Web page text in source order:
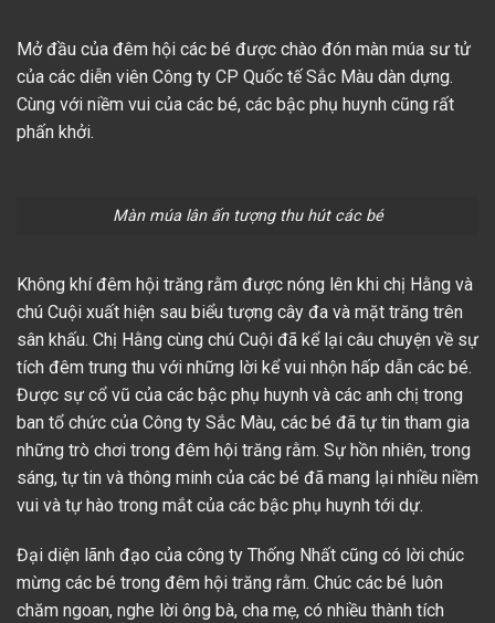
Mở đầu của đêm hội các bé được chào đón màn múa sư tử
của các diễn viên Công ty CP Quốc tế Sắc Màu dàn dựng.
Cùng với niềm vui của các bé, các bậc phụ huynh cũng rất
phấn khởi.
Màn múa lân ấn tượng thu hút các bé
Không khí đêm hội trăng rằm được nóng lên khi chị Hằng và
chú Cuội xuất hiện sau biểu tượng cây đa và mặt trăng trên
sân khấu. Chị Hằng cùng chú Cuội đã kể lại câu chuyện về sự
tích đêm trung thu với những lời kể vui nhộn hấp dẫn các bé.
Được sự cổ vũ của các bậc phụ huynh và các anh chị trong
ban tổ chức của Công ty Sắc Màu, các bé đã tự tin tham gia
những trò chơi trong đêm hội trăng rằm. Sự hồn nhiên, trong
sáng, tự tin và thông minh của các bé đã mang lại nhiều niềm
vui và tự hào trong mắt của các bậc phụ huynh tới dự.
Đại diện lãnh đạo của công ty Thống Nhất cũng có lời chúc
mừng các bé trong đêm hội trăng rằm. Chúc các bé luôn
chăm ngoan, nghe lời ông bà, cha mẹ, có nhiều thành tích